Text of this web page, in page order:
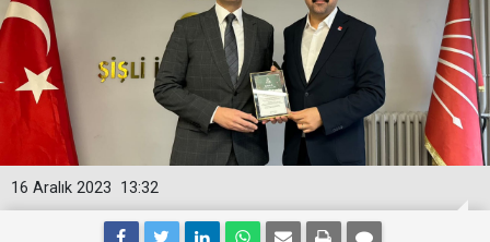
13:32
16 Aralık 2023